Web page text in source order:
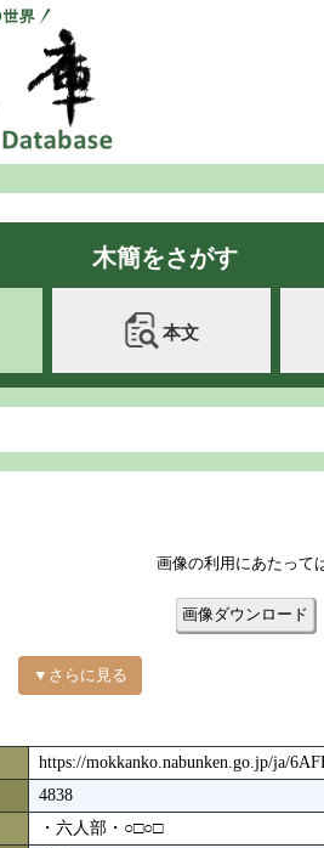
木簡をさがす
本文
▼さらに見る
画像の利用にあたって
画像ダウンロード
https://mokkanko.nabunken.go.jp/ja/
4838
・六人部・○□○□